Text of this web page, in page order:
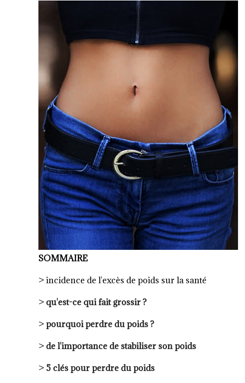
SOMMAIRE
> incidence de l'excès de poids sur la santé
> qu'est-ce qui fait grossir ?
>pourquoi perdre du poids ?
> de l'importance de stabiliser son poids
> 5 clés pour perdre du poids